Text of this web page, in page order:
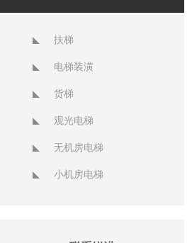
扶梯
电梯装潢
货梯
观光电梯
无机房电梯
小机房电梯